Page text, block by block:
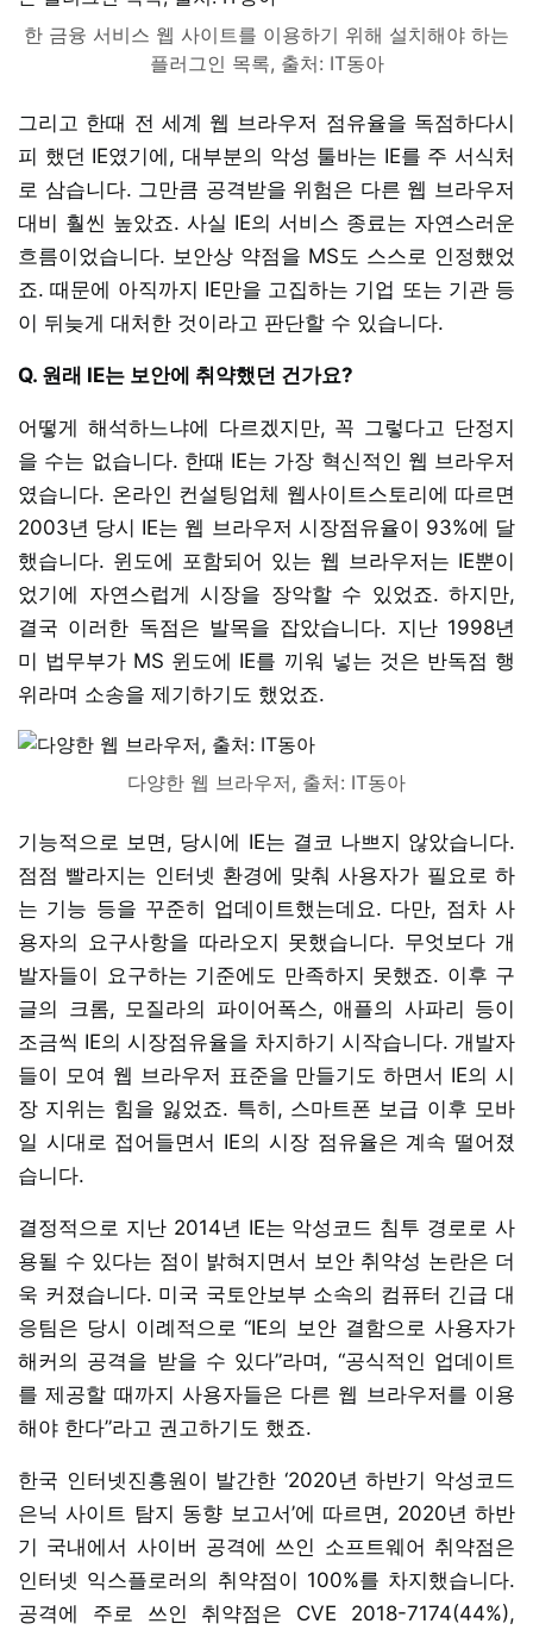
한 금융 서비스 웹 사이트를 이용하기 위해 설치해야 하는
플러그인 목록, 출처: IT동아
그리고 한때 전 세계 웹 브라우저 점유율을 독점하다시
피 했던 IE였기에, 대부분의 악성 툴바는 IE를 주 서식처
로 삼습니다. 그만큼 공격받을 위험은 다른 웹 브라우저
대비 훨씬 높았죠. 사실 IE의 서비스 종료는 자연스러운
흐름이었습니다. 보안상 약점을 MS도 스스로 인정했었
죠. 때문에 아직까지 IE만을 고집하는 기업 또는 기관 등
이 뒤늦게 대처한 것이라고 판단할 수 있습니다.
Q. 원래 IE는 보안에 취약했던 건가요?
어떻게 해석하느냐에 다르겠지만, 꼭 그렇다고 단정지
을 수는 없습니다. 한때 IE는 가장 혁신적인 웹 브라우저
였습니다. 온라인 컨설팅업체 웹사이트스토리에 따르면
2003년 당시 IE는 웹 브라우저 시장점유율이 93%에 달
했습니다. 윈도에 포함되어 있는 웹 브라우저는 IE뿐이
었기에 자연스럽게 시장을 장악할 수 있었죠. 하지만,
결국 이러한 독점은 발목을 잡았습니다. 지난 1998년
미 법무부가 MS 윈도에 IE를 끼워 넣는 것은 반독점 행
위라며 소송을 제기하기도 했었죠.
다양한 웹 브라우저, 출처: IT동아
기능적으로 보면, 당시에 IE는 결코 나쁘지 않았습니다.
점점 빨라지는 인터넷 환경에 맞춰 사용자가 필요로 하
는 기능 등을 꾸준히 업데이트했는데요. 다만, 점차 사
용자의 요구사항을 따라오지 못했습니다. 무엇보다 개
발자들이 요구하는 기준에도 만족하지 못했죠. 이후 구
글의 크롬, 모질라의 파이어폭스, 애플의 사파리 등이
조금씩 IE의 시장점유율을 차지하기 시작습니다. 개발자
들이 모여 웹 브라우저 표준을 만들기도 하면서 IE의 시
장 지위는 힘을 잃었죠. 특히, 스마트폰 보급 이후 모바
일 시대로 접어들면서 IE의 시장 점유율은 계속 떨어졌
습니다.
결정적으로 지난 2014년 IE는 악성코드 침투 경로로 사
용될 수 있다는 점이 밝혀지면서 보안 취약성 논란은 더
욱 커졌습니다. 미국 국토안보부 소속의 컴퓨터 긴급 대
응팀은 당시 이례적으로 “IE의 보안 결함으로 사용자가
해커의 공격을 받을 수 있다”라며, “공식적인 업데이트
를 제공할 때까지 사용자들은 다른 웹 브라우저를 이용
해야 한다”라고 권고하기도 했죠.
한국 인터넷진흥원이 발간한 ‘2020년 하반기 악성코드
은닉 사이트 탐지 동향 보고서’에 따르면, 2020년 하반
기 국내에서 사이버 공격에 쓰인 소프트웨어 취약점은
인터넷 익스플로러의 취약점이 100%를 차지했습니다.
공격에 주로 쓰인 취약점은 CVE 2018-7174(44%),